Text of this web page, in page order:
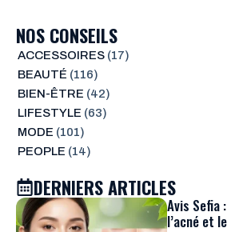
NOS CONSEILS
ACCESSOIRES(17)
BEAUTÉ (116)
BIEN-ÊTRE (42)
LIFESTYLE (63)
MODE (101)
PEOPLE (14)
DERNIERS ARTICLES
Avis
l’acné et